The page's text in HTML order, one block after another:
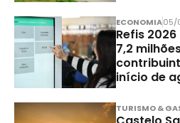
ECONOMIA05/
Refis
7,2
início de
TURISMO &